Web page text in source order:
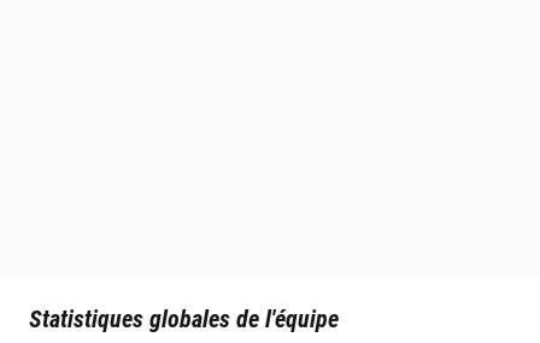
Statistiques globales de l'équipe